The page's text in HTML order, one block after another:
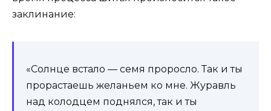
заклинание:
«Солнце встало — семя проросло. Так и ты
прорастаешь желаньем ко мне. Журавль
над колодцем поднялся, так и ты